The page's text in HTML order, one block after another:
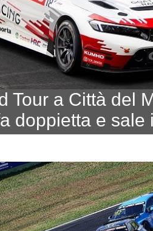
Tour a Città del
doppietta e sale